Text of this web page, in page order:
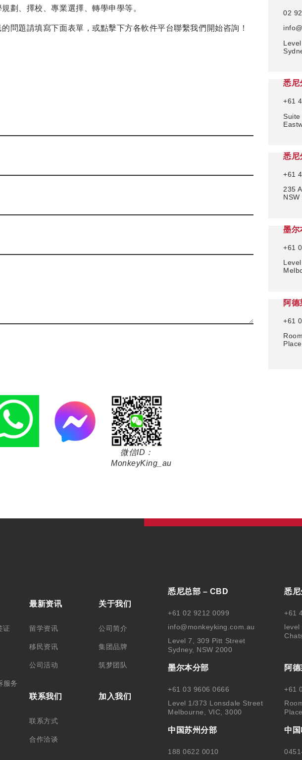
劃、擇校、專業選擇、轉學申學等。
問題請填寫下面表單，或點擊下方各軟件平台聯繫我們開始咨詢！
微信ID：
MonkeyKing_au
02
悉尼
+61
Suite
悉
+61
235
NSW
墨尔
+61
阿德
+61
证
服务
最新资讯
留学资讯
移民资讯
公司活动
联系我们
联系方式
合作洽谈
关于我们
公司简介
集团品牌
筑梦团队
加入我们
悉尼总部 – CBD
+61 02 9212 0099
info@monkeyking.com.au
Level 7, 309 Pitt Street
Sydney, NSW 2000
悉
+61
level
墨尔本分部
+61 03 9606 0666
Level 1/373 Lonsdale Street
Melbourne, VIC, 3000
阿
+61
中国苏州分部
188 0622 0010
中